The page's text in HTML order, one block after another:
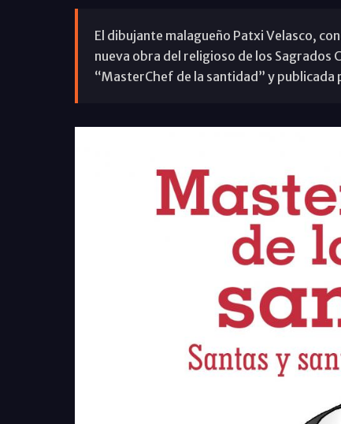
El dibujante malagueño Patxi Velasco,
nueva obra del religioso de los
“MasterChef de la santidad” y publicada